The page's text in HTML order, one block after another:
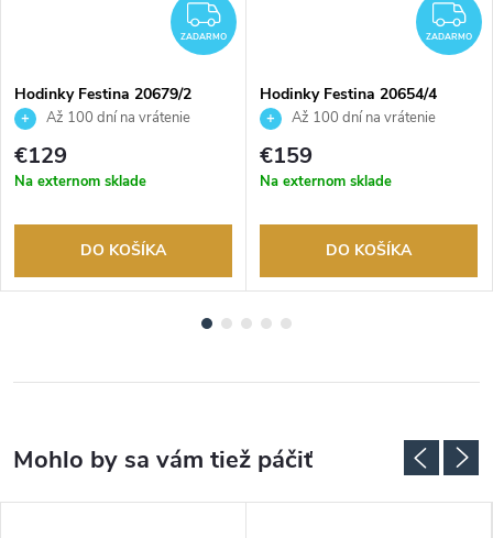
ZADARMO
ZADARMO
Hodinky Festina 20679/2
Až 100 dní na vrátenie
tovaru. Autorizovaný predajca.
€129
Na externom sklade
DO KOŠÍKA
ZADARMO
Hodinky Festina 20654/4
Až 100 dní na vrátenie
tovaru. Autorizovaný predajca.
€159
Na externom sklade
DO KOŠÍKA